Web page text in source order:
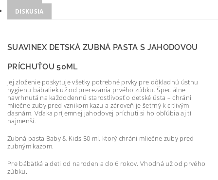
DISKUSIA
SUAVINEX DETSKÁ ZUBNÁ PASTA S JAHODOVOU
PRÍCHUŤOU 50ML
Jej zloženie poskytuje všetky potrebné prvky pre dôkladnú ústnu
hygienu bábätiek už od prerezania prvého zúbku. Špeciálne
navrhnutá na každodennú starostlivosť o detské ústa – chráni
mliečne zuby pred vznikom kazu a zároveň je šetrný k citlivým
ďasnám. Vďaka príjemnej jahodovej príchuti si ho obľúbia aj tí
najmenší.
Zubná pasta Baby & Kids 50 ml, ktorý chráni mliečne zuby pred
zubným kazom.
Pre bábätká a deti od narodenia do 6 rokov. Vhodná už od prvého
zúbku.